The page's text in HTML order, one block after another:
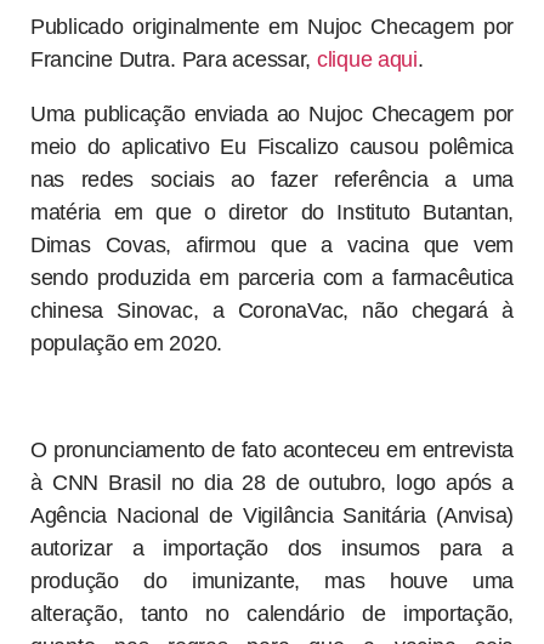
Publicado originalmente em Nujoc Checagem por
Francine Dutra. Para acessar, clique aqui.
Uma publicação enviada ao Nujoc Checagem por
meio do aplicativo Eu Fiscalizo causou polêmica
nas redes sociais ao fazer referência a uma
matéria em que o diretor do Instituto Butantan,
Dimas Covas, afirmou que a vacina que vem
sendo produzida em parceria com a farmacêutica
chinesa Sinovac, a CoronaVac, não chegará à
população em 2020.
O pronunciamento de fato aconteceu em entrevista
à CNN Brasil no dia 28 de outubro, logo após a
Agência Nacional de Vigilância Sanitária (Anvisa)
autorizar a importação dos insumos para a
produção do imunizante, mas houve uma
alteração, tanto no calendário de importação,